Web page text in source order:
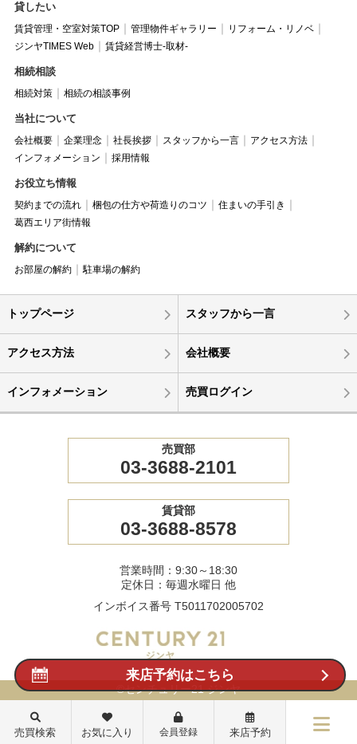
貸したい
賃貸管理・空室対策TOP 管理物件ギャラリー
リフォーム・リノベ
ジンヤTIMES Web
賃貸経営博士-取材-
相続相談
相続対策 相続の相談事例
当社について
会社概要 企業理念 社長挨拶 スタッフから一言
アクセス方法
インフォメーション
採用情報
お役立ち情報
契約までの流れ 梱包の仕方や荷造りのコツ
住まいの手引き
葛西エリア街情報
解約について
お部屋の解約 駐車場の解約
トップページ スタッフから一言
アクセス方法 会社概要
インフォメーション 売買ログイン
売買部
03-3688-2101
賃貸部
03-3688-8578
営業時間：9:30～18:30
定休日：毎週水曜日 他
インボイス番号 T5011702005702
©センチュリー21 ジンヤ
来店予約はこちら
売買検索 お気に入り 会員登録 来店予約